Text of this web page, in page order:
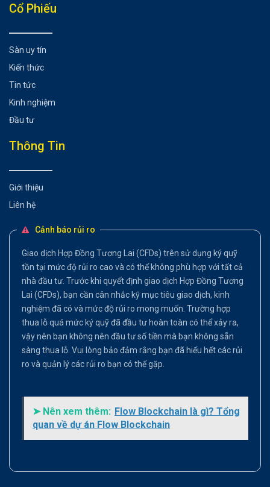
Cổ Phiếu
Sàn uy tín
Kiến thức
Tin tức
Kinh nghiệm
Đầu tư
Thông Tin
Giới thiệu
Liên hệ
Cảnh báo rủi ro
Giao dịch Hợp Đồng Tương Lai (CFDs) trên sử dụng ký quỹ
tồn tại mức độ rủi ro cao và có thể không phù hợp với tất cả
nhà đầu tư. Trước khi quyết định giao dịch Hợp Đồng Tương
Lai (CFDs), bạn cần cân nhắc kỹ mục tiêu giao dịch, kinh
nghiệm đã có và mức độ rủi ro mong muốn. Trường hợp
thua lỗ quá mức ký quỹ đã đầu tư hoàn toàn có thể xảy ra,
vậy nên bạn không nên đầu tư số tiền mà bạn không sẵn
sàng thua lỗ. Vui lòng bảo đảm rằng bạn đã hiểu hết các rủi
ro và quản lý các rủi ro bạn có thể gặp.
➤ Nên xem thêm: Flow Blockchain là gì? Tổng
quan về dự án Flow Blockchain